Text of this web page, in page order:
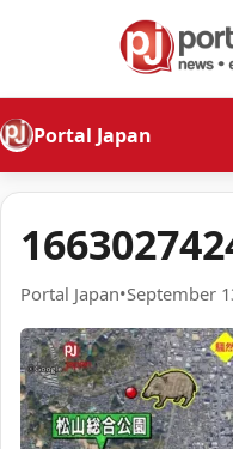
Portal Japan
Portal Japan•September